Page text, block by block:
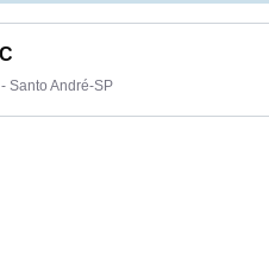
Santo André-SP